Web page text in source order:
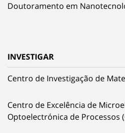
Doutoramento em
INVESTIGAR
Centro de Investigação de
Centro de Excelência de
Optoelectrónica de Processos